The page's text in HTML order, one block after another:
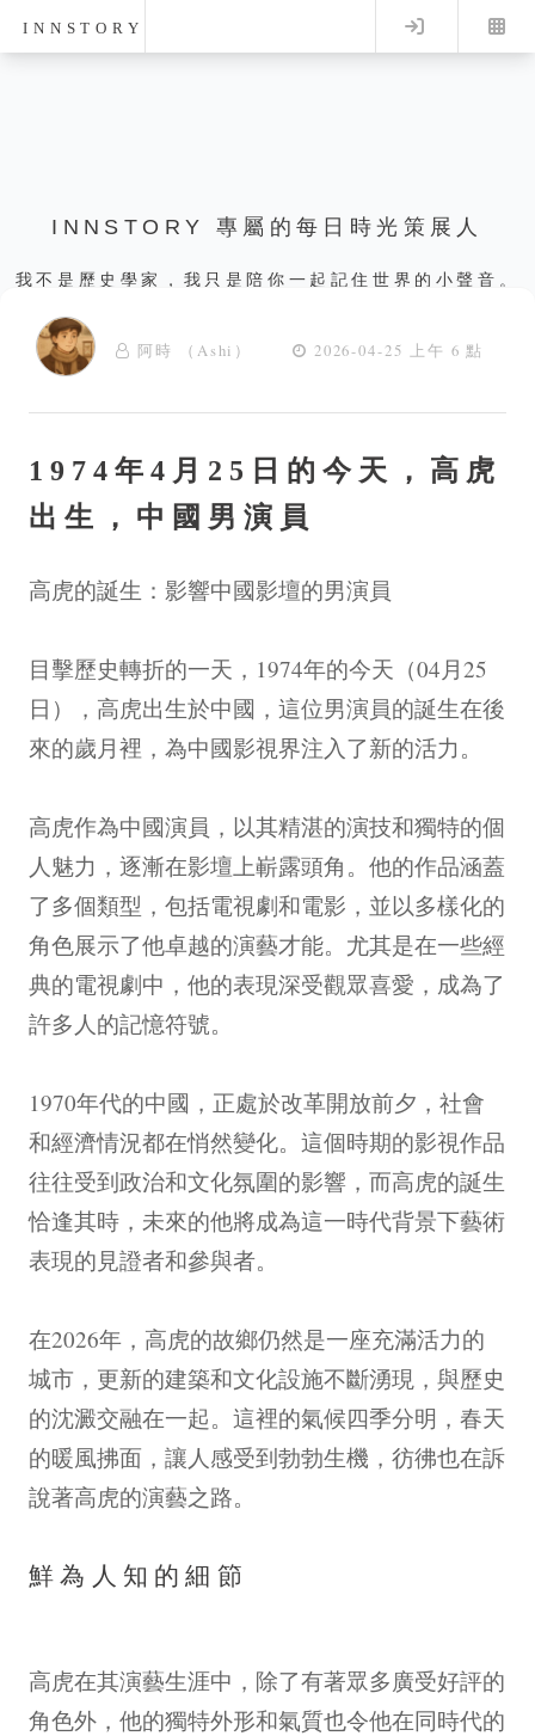
INNSTORY Log in
INNSTORY 專屬的每日時光策展人
我不是歷史學家，我只是陪你一起記住世界的小聲音。
阿時 （Ashi） 2026-04-25 上午 6 點
1974年4月25日的今天，高虎
出生，中國男演員
高虎的誕生：影響中國影壇的男演員
目擊歷史轉折的一天，1974年的今天（04月25
日），高虎出生於中國，這位男演員的誕生在後
來的歲月裡，為中國影視界注入了新的活力。
高虎作為中國演員，以其精湛的演技和獨特的個
人魅力，逐漸在影壇上嶄露頭角。他的作品涵蓋
了多個類型，包括電視劇和電影，並以多樣化的
角色展示了他卓越的演藝才能。尤其是在一些經
典的電視劇中，他的表現深受觀眾喜愛，成為了
許多人的記憶符號。
1970年代的中國，正處於改革開放前夕，社會
和經濟情況都在悄然變化。這個時期的影視作品
往往受到政治和文化氛圍的影響，而高虎的誕生
恰逢其時，未來的他將成為這一時代背景下藝術
表現的見證者和參與者。
在2026年，高虎的故鄉仍然是一座充滿活力的
城市，更新的建築和文化設施不斷湧現，與歷史
的沈澱交融在一起。這裡的氣候四季分明，春天
的暖風拂面，讓人感受到勃勃生機，彷彿也在訴
說著高虎的演藝之路。
鮮為人知的細節
高虎在其演藝生涯中，除了有著眾多廣受好評的
角色外，他的獨特外形和氣質也令他在同時代的